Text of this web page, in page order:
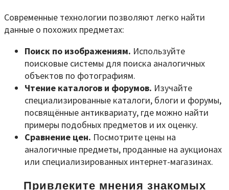
Современные технологии позволяют легко найти
данные о похожих предметах:
Поиск по изображениям. Используйте
поисковые системы для поиска аналогичных
объектов по фотографиям.
Чтение каталогов и форумов. Изучайте
специализированные каталоги, блоги и форумы,
посвящённые антиквариату, где можно найти
примеры подобных предметов и их оценку.
Сравнение цен. Посмотрите цены на
аналогичные предметы, проданные на аукционах
или специализированных интернет-магазинах.
Привлеките мнения знакомых